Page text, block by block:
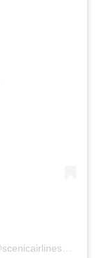
シーニック・エアラインズ・ジャパン 公式(@scenicairlines_japan)がシェアした投稿